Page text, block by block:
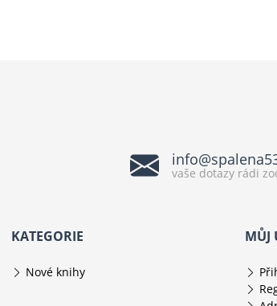
vaše dotazy rádi
KATEGORIE
Nové knihy
MŮJ